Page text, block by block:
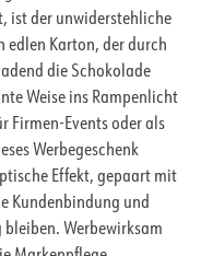
ist der unwiderstehliche
edlen Karton, der durch
die Schokolade
Weise ins Rampenlicht
Firmen-Events oder als
Werbegeschenk
Effekt, gepaart mit
Kundenbindung und
Werbewirksam